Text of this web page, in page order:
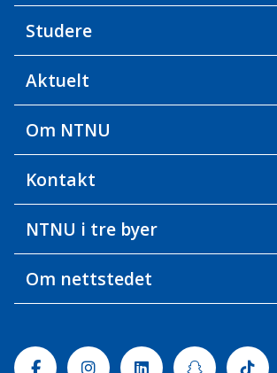
Studere
Aktuelt
Om NTNU
Kontakt
NTNU i tre byer
Om nettstedet
FacebookInstagramLinkedinSnapchat